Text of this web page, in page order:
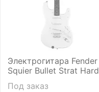
Электрогитара Fender
Squier Bullet Strat Hard
Tail SSS Arctic White
Под заказ